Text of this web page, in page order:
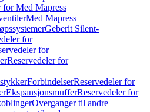
for Med Mapress
Med Mapress
Geberit Silent-
for
for
Reservedeler for
ForbindelserReservedeler for
EkspansjonsmufferReservedeler for
Overganger til andre